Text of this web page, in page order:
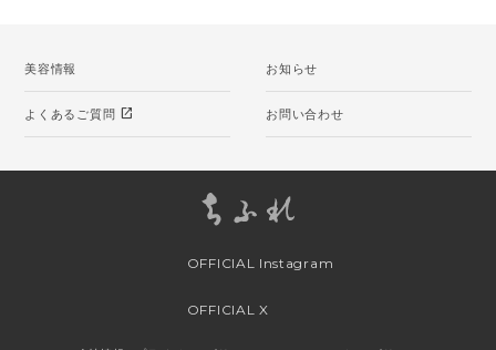
美容情報 お知らせ
よくあるご質問 open_in_new お問い合わせ
OFFICIAL Instagram
OFFICIAL X